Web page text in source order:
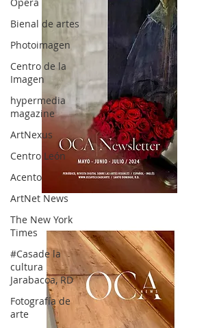
Bienal de artes
Photoimagen
Centro de la
Imagen
hypermedia
magazine
ArtNexus
Centro León
Acento
ArtNet News
The New York
Times
#Casade la
cultura
Jarabacoa, RD
Fotografía de
arte
OCA|News 32/ Mayo-Junio-Julio, 2023